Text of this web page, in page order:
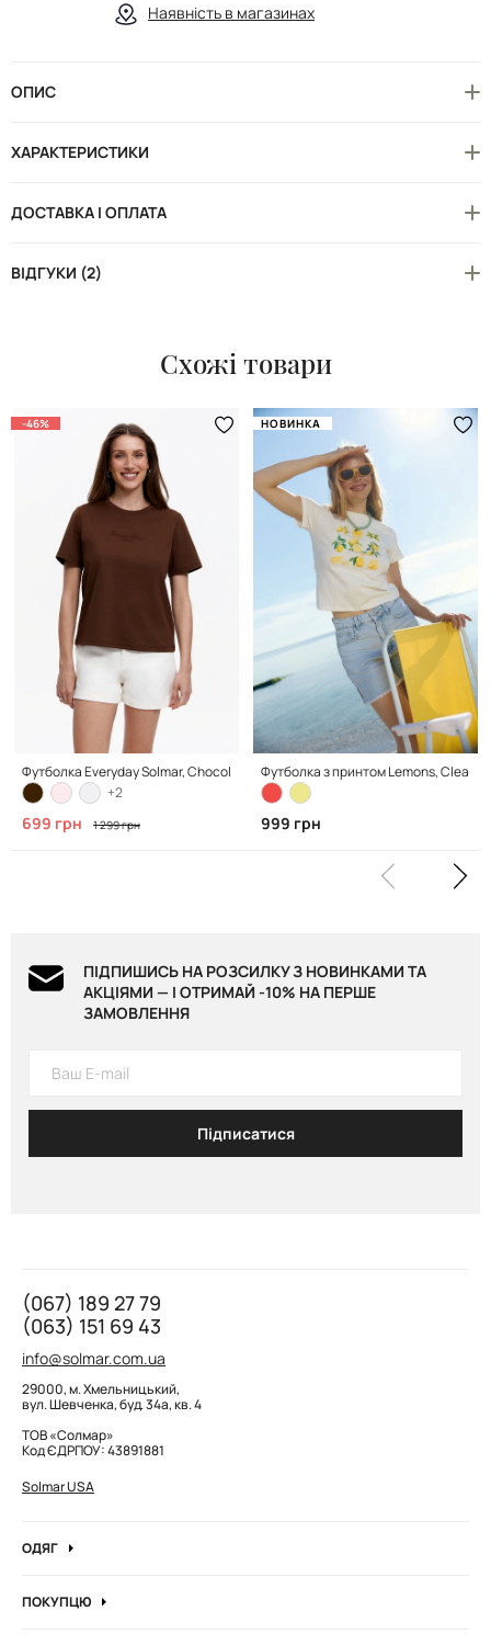
Наявність в магазинах
ОПИС
ХАРАКТЕРИСТИКИ
ДОСТАВКА І ОПЛАТА
ВІДГУКИ (2)
Схожі товари
-46%
Футболка Everyday Solmar, Chocolate
+2
699 грн 1 299 грн
НОВИНКА
Футболка з принтом Lemons, Clean
999 грн
ПІДПИШИСЬ НА РОЗСИЛКУ З НОВИНКАМИ ТА
АКЦІЯМИ — І ОТРИМАЙ -10% НА ПЕРШЕ
ЗАМОВЛЕННЯ
Підписатися
(067) 189 27 79
(063) 151 69 43
info@solmar.com.ua
29000, м. Хмельницький,
вул. Шевченка, буд. 34а, кв. 4
ТОВ «Солмар»
Код ЄДРПОУ: 43891881
Solmar USA
ОДЯГ
Кофти та джемпера
ПОКУПЦЮ